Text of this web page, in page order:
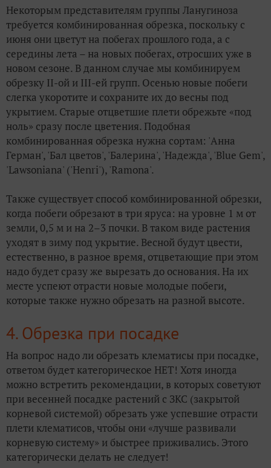
Некоторым представителям группы Ланугиноза
требуется комбинированная обрезка, поскольку с
июня они цветут на побегах прошлого года, а с
середины лета – на новых побегах, отросших уже в
новом сезоне. В данном случае мы комбинируем
обрезку II-ой и III-ей групп. Осенью новые побеги
слегка укоротите и сохраните их до весны под
укрытием. Старые отцветшие плети обрежьте «под
ноль» сразу после цветения. Подобная
комбинированная обрезка нужна сортам: 'Анна
Герман', 'Бал цветов', 'Балерина', 'Надежда', 'Blue Gem',
'Lawsoniana' ('Henri'), 'Ramona'.
Также существует способ комбинированной обрезки,
когда побеги обрезают в три яруса: на уровне 1 м от
земли, 0,5 м и на 2–3 почки. В таком виде растения
уходят в зиму под укрытие. Весной будут цвести,
естественно, в разное время, отцветающие при этом
надо будет сразу же вырезать до основания. На их
месте успеют отрасти новые молодые побеги,
которые также нужно обрезать на разной высоте.
4. Обрезка при посадке
На вопрос надо ли обрезать клематисы при посадке,
ответом будет категорическое НЕТ! Хотя иногда
можно встретить рекомендации, в которых советуют
при весенней посадке растений с ЗКС (закрытой
корневой системой) обрезать уже успевшие отрасти
плети клематисов, чтобы они «лучше развивали
корневую систему» и быстрее приживались. Этого
категорически делать не следует!